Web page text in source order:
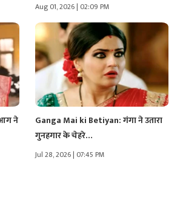
Aug 01, 2026 | 02:09 PM
ने
Ganga Mai ki Betiyan: गंगा ने उतारा
गुनहगार के चेहरे…
Jul 28, 2026 | 07:45 PM